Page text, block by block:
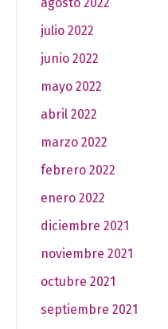
julio 2022
junio 2022
mayo 2022
abril 2022
marzo 2022
febrero 2022
enero 2022
diciembre 2021
noviembre 2021
octubre 2021
septiembre 2021